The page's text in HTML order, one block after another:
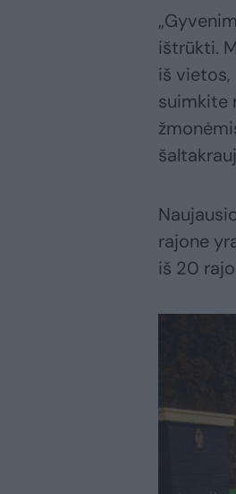
ištrūkti.
iš vietos,
suimkite
rajone
iš 20